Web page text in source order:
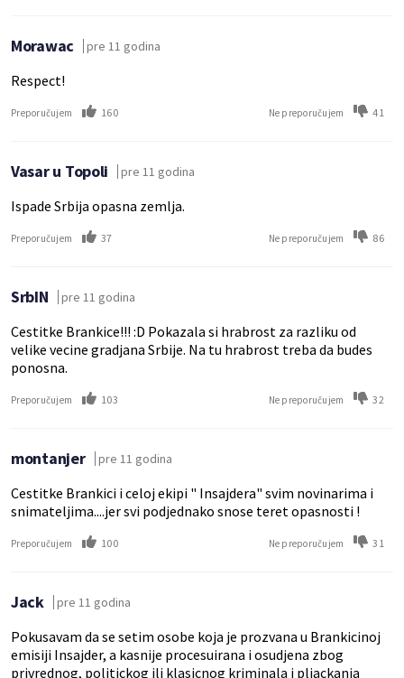
Morawac pre 11 godina
Respect!
Preporučujem 160 Ne preporučujem 41
Vasar u Topoli pre 11 godina
Ispade Srbija opasna zemlja.
Preporučujem 37 Ne preporučujem 86
SrbIN pre 11 godina
Cestitke Brankice!!! :D Pokazala si hrabrost za razliku od
velike vecine gradjana Srbije. Na tu hrabrost treba da budes
ponosna.
Preporučujem 103 Ne preporučujem 32
montanjer pre 11 godina
Cestitke Brankici i celoj ekipi " Insajdera" svim novinarima i
snimateljima....jer svi podjednako snose teret opasnosti !
Preporučujem 100 Ne preporučujem 31
Jack pre 11 godina
Pokusavam da se setim osobe koja je prozvana u Brankicinoj
emisiji Insajder, a kasnije procesuirana i osudjena zbog
privrednog, politickog ili klasicnog kriminala i pljackanja